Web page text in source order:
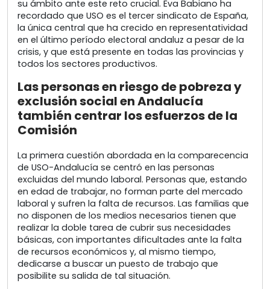
su ámbito ante este reto crucial. Eva Babiano ha
recordado que USO es el tercer sindicato de España,
la única central que ha crecido en representatividad
en el último período electoral andaluz a pesar de la
crisis, y que está presente en todas las provincias y
todos los sectores productivos.
Las personas en riesgo de pobreza y
exclusión social en Andalucía
también centrar los esfuerzos de la
Comisión
La primera cuestión abordada en la comparecencia
de USO-Andalucía se centró en las personas
excluidas del mundo laboral. Personas que, estando
en edad de trabajar, no forman parte del mercado
laboral y sufren la falta de recursos. Las familias que
no disponen de los medios necesarios tienen que
realizar la doble tarea de cubrir sus necesidades
básicas, con importantes dificultades ante la falta
de recursos económicos y, al mismo tiempo,
dedicarse a buscar un puesto de trabajo que
posibilite su salida de tal situación.